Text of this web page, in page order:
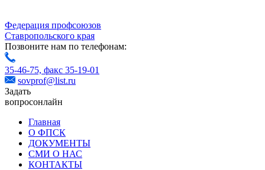
Федерация профсоюзов
Ставропольского края
Позвоните нам по телефонам:
35-46-75, факс 35-19-01
sovprof@list.ru
Задать
вопросонлайн
Главная
О ФПСК
ДОКУМЕНТЫ
СМИ О НАС
КОНТАКТЫ